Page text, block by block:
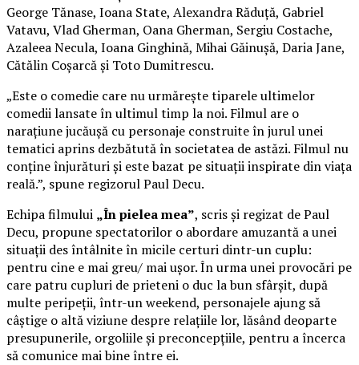
George Tănase, Ioana State, Alexandra Răduță, Gabriel
Vatavu, Vlad Gherman, Oana Gherman, Sergiu Costache,
Azaleea Necula, Ioana Ginghină, Mihai Găinușă, Daria Jane,
Cătălin Coșarcă și Toto Dumitrescu.
„Este o comedie care nu urmărește tiparele ultimelor
comedii lansate în ultimul timp la noi. Filmul are o
narațiune jucăușă cu personaje construite în jurul unei
tematici aprins dezbătută în societatea de astăzi. Filmul nu
conține înjurături și este bazat pe situații inspirate din viața
reală.”, spune regizorul Paul Decu.
Echipa filmului „În pielea mea”, scris și regizat de Paul
Decu, propune spectatorilor o abordare amuzantă a unei
situații des întâlnite în micile certuri dintr-un cuplu:
pentru cine e mai greu/ mai ușor. În urma unei provocări pe
care patru cupluri de prieteni o duc la bun sfârșit, după
multe peripeții, într-un weekend, personajele ajung să
câștige o altă viziune despre relațiile lor, lăsând deoparte
presupunerile, orgoliile și preconcepțiile, pentru a încerca
să comunice mai bine între ei.